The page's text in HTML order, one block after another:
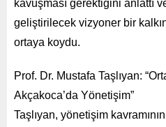
kavuşması gerektiğini anlattı
geliştirilecek vizyoner bir
ortaya koydu.
Prof. Dr. Mustafa Taşlıyan:
Akçakoca’da Yönetişim”
Taşlıyan, yönetişim